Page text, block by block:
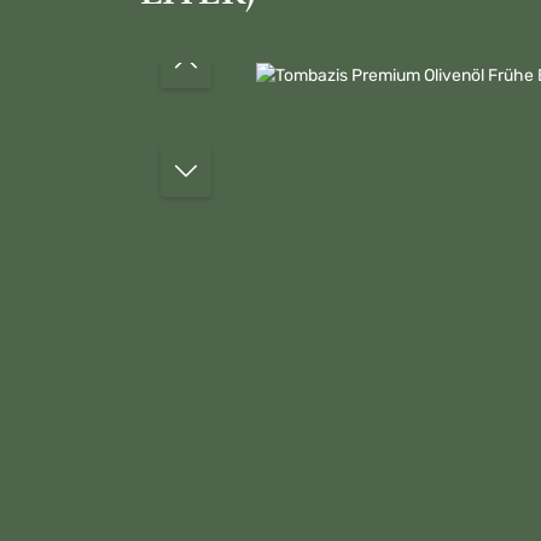
Bildergalerie überspringen